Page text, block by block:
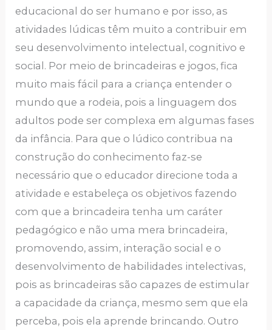
educacional do ser humano e por isso, as
atividades lúdicas têm muito a contribuir em
seu desenvolvimento intelectual, cognitivo e
social. Por meio de brincadeiras e jogos, fica
muito mais fácil para a criança entender o
mundo que a rodeia, pois a linguagem dos
adultos pode ser complexa em algumas fases
da infância. Para que o lúdico contribua na
construção do conhecimento faz-se
necessário que o educador direcione toda a
atividade e estabeleça os objetivos fazendo
com que a brincadeira tenha um caráter
pedagógico e não uma mera brincadeira,
promovendo, assim, interação social e o
desenvolvimento de habilidades intelectivas,
pois as brincadeiras são capazes de estimular
a capacidade da criança, mesmo sem que ela
perceba, pois ela aprende brincando. Outro